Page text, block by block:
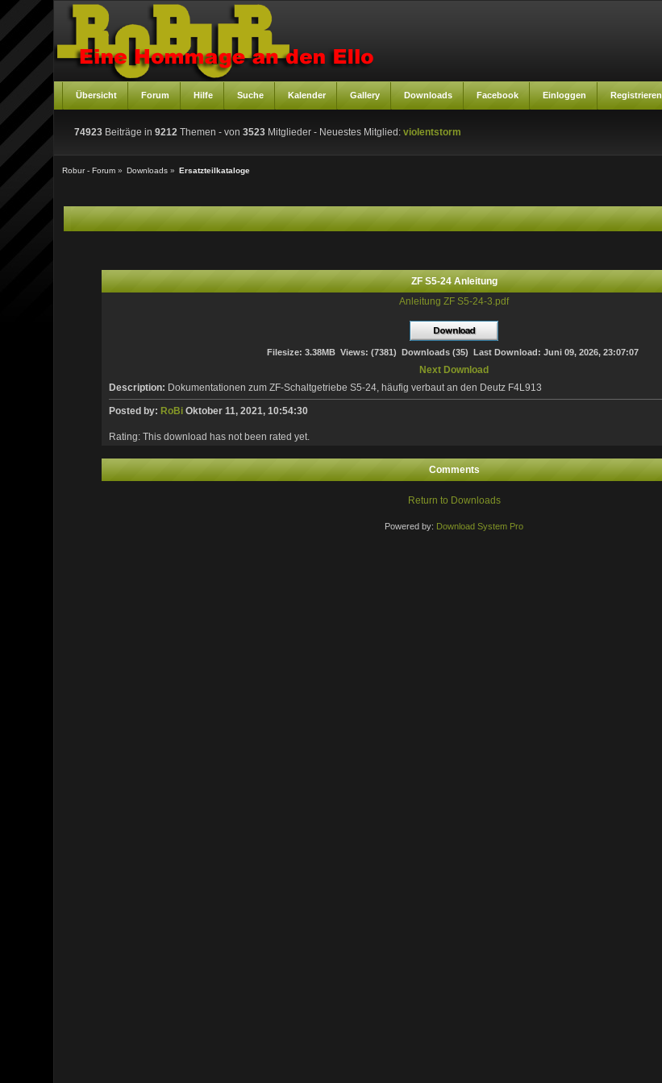
Übersicht Forum Hilfe Suche Kalender Gallery Downloads Facebook Einloggen Registrieren
74923 Beiträge in9212 Themen - von3523 Mitglieder - Neuestes Mitglied:violentstorm
Robur - Forum » Downloads » Ersatzteilkataloge
ZF S5-24 Anleitung
Anleitung ZF S5-24-3.pdf
Filesize: 3.38MB Views: (7381) Downloads (35) Last Download: Juni 09, 2026, 23:07:07
Next Download
Description: Dokumentationen zum ZF-Schaltgetriebe S5-24, häufig verbaut an den Deutz F4L913
Posted by: RoBiOktober 11, 2021, 10:54:30
Rating: This download has not been rated yet.
Comments
Return to Downloads
Powered by: Download System Pro